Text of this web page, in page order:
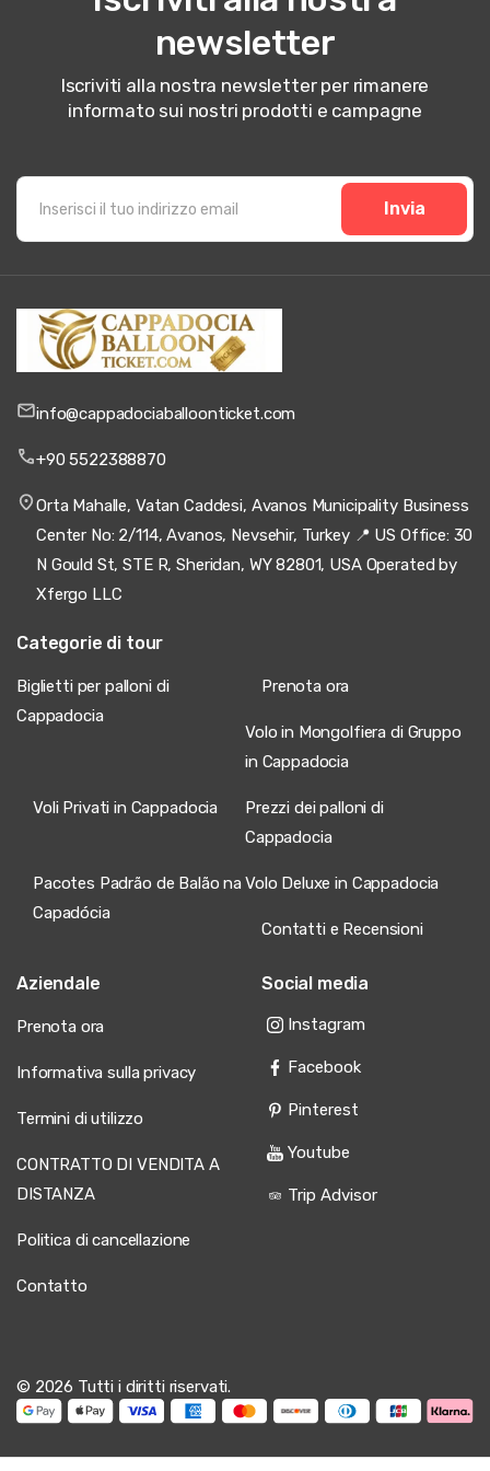
newsletter
Iscriviti alla nostra newsletter per rimanere
informato sui nostri prodotti e campagne
Invia
info@cappadociaballoonticket.com
+90 5522388870
Orta Mahalle, Vatan Caddesi, Avanos Municipality Business
Center No: 2/114, Avanos, Nevsehir, Turkey 📍 US Office: 30
N Gould St, STE R, Sheridan, WY 82801, USA Operated by
Xfergo LLC
Categorie di tour
Biglietti per palloni di
Cappadocia
Prenota ora
Volo in Mongolfiera di Gruppo
in Cappadocia
Voli Privati in Cappadocia
Prezzi dei palloni di
Cappadocia
Pacotes Padrão de Balão na
Capadócia
Volo Deluxe in Cappadocia
Contatti e Recensioni
Aziendale
Prenota ora
Informativa sulla privacy
Termini di utilizzo
CONTRATTO DI VENDITA A
DISTANZA
Politica di cancellazione
Contatto
Social media
Instagram
Facebook
Pinterest
Youtube
Trip Advisor
© 2026 Tutti i diritti riservati.